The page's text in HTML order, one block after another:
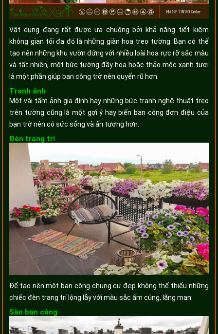
Vật dụng đang rất được ưa chuộng bởi khả năng tiết kiệm
không gian tối đa đó là những giàn hoa treo tường. Bạn có thể
tạo nên những khu vườn đứng với nhiều loài hoa rực rỡ sắc màu
và tất nhiên, một bức tường đầy hoa hoặc thảo mộc xanh tươi
là một phần giúp ban công trở nên quyến rũ hơn.
Tranh ảnh
Một vài tấm ảnh gia đình hay những bức tranh nghệ thuật treo
trên tường cũng là một gợi ý hay biến ban công đơn điệu của
bạn trở nên có sức sống và ấn tượng hơn.
Đèn trang trí
Để tạo nên một ban công chung cư đẹp không thể thiếu những
chiếc đèn trang trí lộng lẫy với màu sắc ấm cúng, lãng mạn.
Sàn ban công